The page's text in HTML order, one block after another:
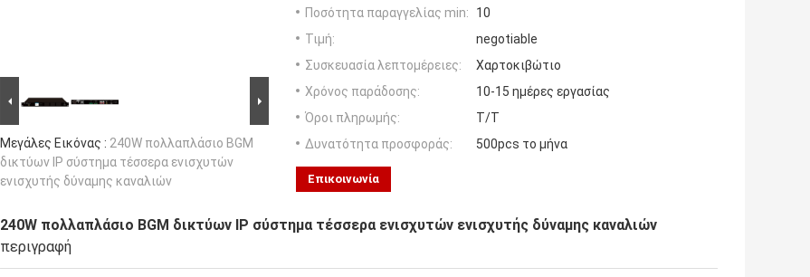
Μεγάλες Εικόνας : 240W πολλαπλάσιο BGM
δικτύων IP σύστημα τέσσερα ενισχυτών
ενισχυτής δύναμης καναλιών
Ποσότητα παραγγελίας min:
10
Τιμή:
negotiable
Συσκευασία λεπτομέρειες:
Χαρτοκιβώτιο
Χρόνος παράδοσης:
10-15 ημέρες εργασίας
Όροι πληρωμής:
T/T
Δυνατότητα προσφοράς:
500pcs το μήνα
Επικοινωνία
240W πολλαπλάσιο BGM δικτύων IP σύστημα τέσσερα ενισχυτών ενισχυτής δύναμης καναλιών
περιγραφή